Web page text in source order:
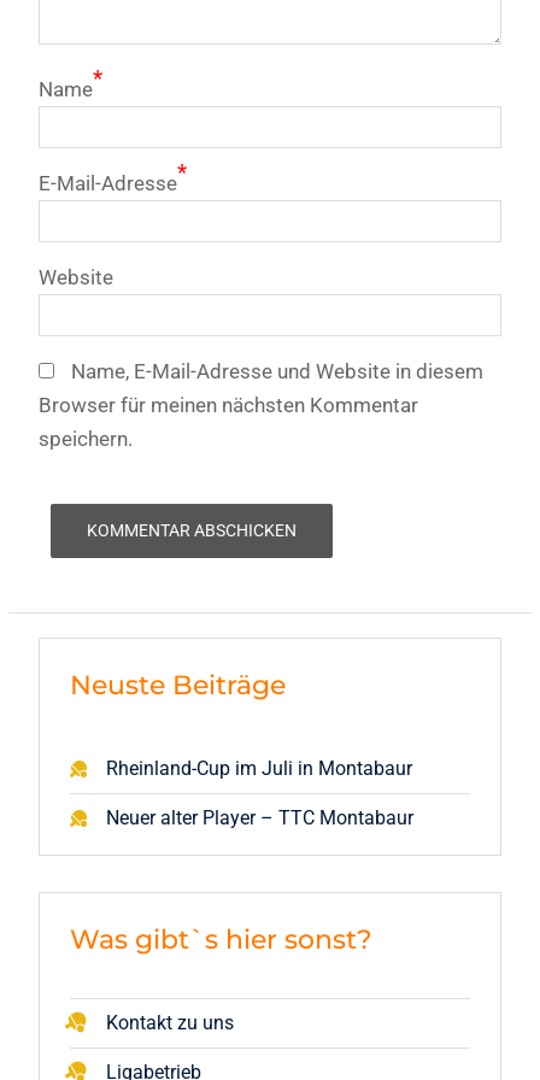
Name*
E-Mail-Adresse*
Website
Name, E-Mail-Adresse und Website in diesem
Browser für meinen nächsten Kommentar
speichern.
Neuste Beiträge
Rheinland-Cup im Juli in Montabaur
Neuer alter Player – TTC Montabaur
Was gibt`s hier sonst?
Kontakt zu uns
Ligabetrieb